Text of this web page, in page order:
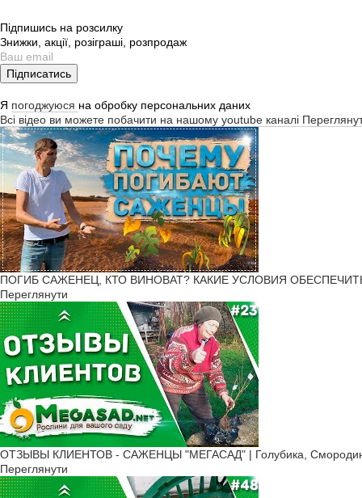
Виростити дивовижне
Опис і
Ботанічний класифікатор
виду це може бути високе,
оранжереях.
Листя альбіції двічі
темний час доби. Пластина
З травня починається
на їхньому місці
Види альбіції
У природі близько 25 видів
Альбіція шовкова -
Альбіція ленкоранська
Пучкоквіткова альбіція
Обидва види альбіції -
або для групової посадки
Сорти альбіції
Найбільшу кількість
Підпишись на розсилку
Знижки, акції, розіграші, розпродаж
Підписатись
Я погоджуюся на обробку персональних даних
Всі відео ви можете побачити на нашому youtube каналі
ПОГИБ САЖЕНЕЦ, КТО ВИНОВАТ? КАКИЕ УСЛОВИЯ ОБЕСПЕЧИТЬ
Переглянути
ОТЗЫВЫ КЛИЕНТОВ - САЖЕНЦЫ "МЕГАСАД" | Голубика, Смородина
Переглянути